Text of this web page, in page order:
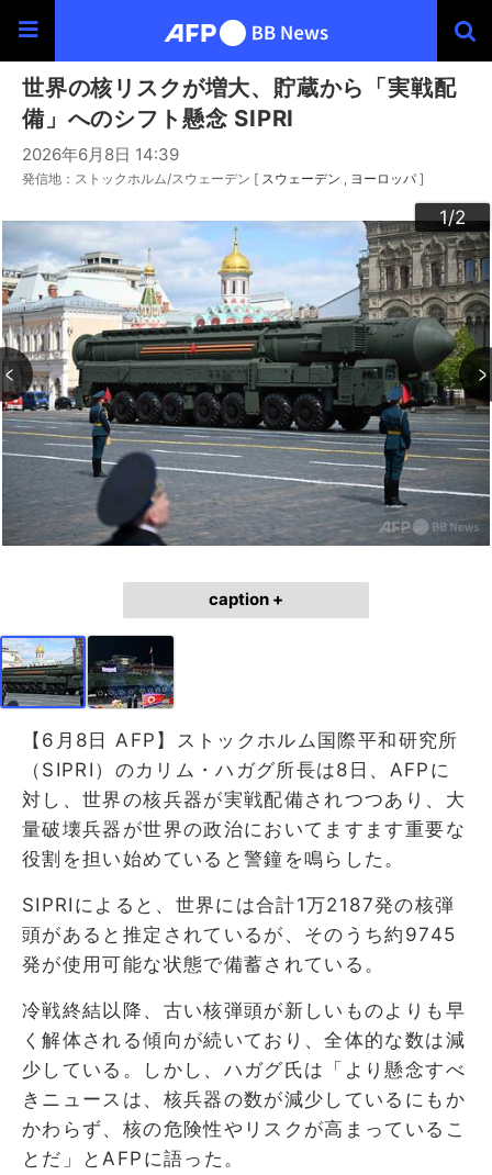
世界の核リスクが増大、貯蔵から「実戦配
備」へのシフト懸念 SIPRI
2026年6月8日 14:39
発信地：ストックホルム/スウェーデン [ スウェーデン ヨーロッパ ]
1/2
2/2
caption +
【6月8日 AFP】ストックホルム国際平和研究所
（SIPRI）のカリム・ハガグ所長は8日、AFPに
対し、世界の核兵器が実戦配備されつつあり、大
量破壊兵器が世界の政治においてますます重要な
役割を担い始めていると警鐘を鳴らした。
SIPRIによると、世界には合計1万2187発の核弾
頭があると推定されているが、そのうち約9745
発が使用可能な状態で備蓄されている。
冷戦終結以降、古い核弾頭が新しいものよりも早
く解体される傾向が続いており、全体的な数は減
少している。しかし、ハガグ氏は「より懸念すべ
きニュースは、核兵器の数が減少しているにもか
かわらず、核の危険性やリスクが高まっているこ
とだ」とAFPに語った。